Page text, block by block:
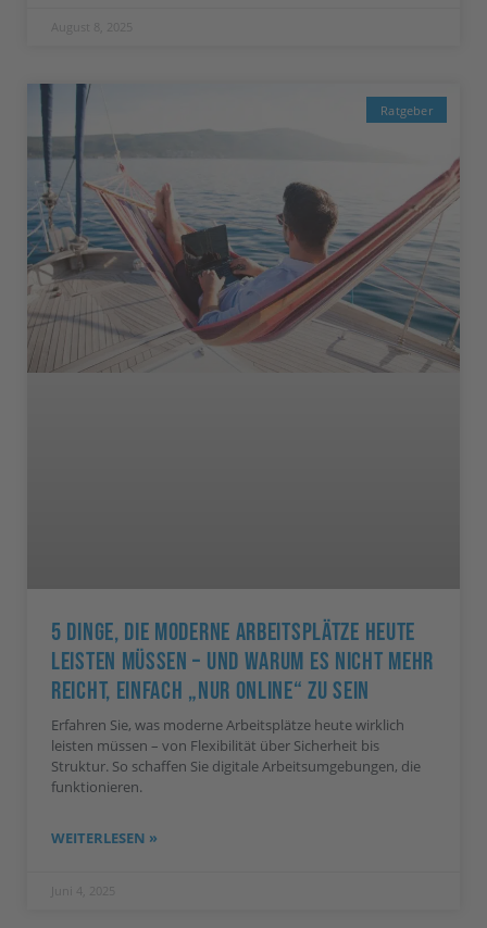
August 8, 2025
Ratgeber
5 Dinge, Die Moderne Arbeitsplätze Heute
Leisten Müssen – Und Warum Es Nicht Mehr
Reicht, Einfach „nur Online“ Zu Sein
Erfahren Sie, was moderne Arbeitsplätze heute wirklich
leisten müssen – von Flexibilität über Sicherheit bis
Struktur. So schaffen Sie digitale Arbeitsumgebungen, die
funktionieren.
WEITERLESEN »
Juni 4, 2025